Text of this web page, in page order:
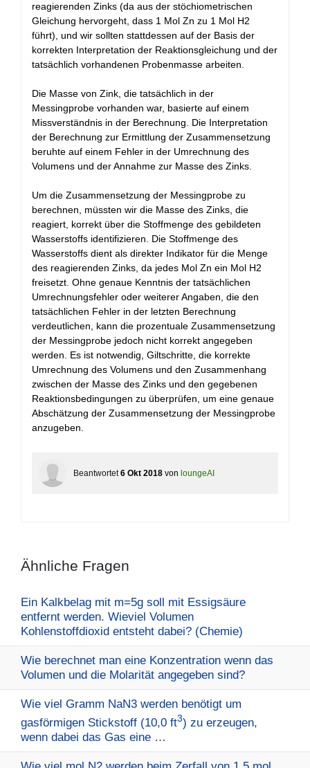
reagierenden Zinks (da aus der stöchiometrischen
Gleichung hervorgeht, dass 1 Mol Zn zu 1 Mol H2
führt), und wir sollten stattdessen auf der Basis der
korrekten Interpretation der Reaktionsgleichung und der
tatsächlich vorhandenen Probenmasse arbeiten.
Die Masse von Zink, die tatsächlich in der
Messingprobe vorhanden war, basierte auf einem
Missverständnis in der Berechnung. Die Interpretation
der Berechnung zur Ermittlung der Zusammensetzung
beruhte auf einem Fehler in der Umrechnung des
Volumens und der Annahme zur Masse des Zinks.
Um die Zusammensetzung der Messingprobe zu
berechnen, müssten wir die Masse des Zinks, die
reagiert, korrekt über die Stoffmenge des gebildeten
Wasserstoffs identifizieren. Die Stoffmenge des
Wasserstoffs dient als direkter Indikator für die Menge
des reagierenden Zinks, da jedes Mol Zn ein Mol H2
freisetzt. Ohne genaue Kenntnis der tatsächlichen
Umrechnungsfehler oder weiterer Angaben, die den
tatsächlichen Fehler in der letzten Berechnung
verdeutlichen, kann die prozentuale Zusammensetzung
der Messingprobe jedoch nicht korrekt angegeben
werden. Es ist notwendig, Giltschritte, die korrekte
Umrechnung des Volumens und den Zusammenhang
zwischen der Masse des Zinks und den gegebenen
Reaktionsbedingungen zu überprüfen, um eine genaue
Abschätzung der Zusammensetzung der Messingprobe
anzugeben.
Beantwortet 6 Okt 2018 von loungeAI
Ähnliche Fragen
Ein Kalkbelag mit m=5g soll mit Essigsäure
entfernt werden. Wieviel Volumen
Kohlenstoffdioxid entsteht dabei? (Chemie)
Wie berechnet man eine Konzentration wenn das
Volumen und die Molarität angegeben sind?
Wie viel Gramm NaN3 werden benötigt um
gasförmigen Stickstoff (10,0 ft3) zu erzeugen,
wenn dabei das Gas eine …